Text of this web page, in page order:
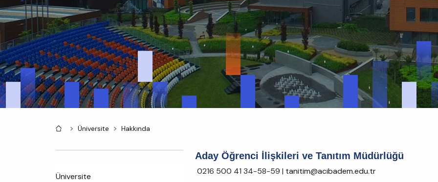
AnasayfaÜniversite Hakkında
Üniversite
Aday Öğrenci İlişkileri ve Tanıtım Müdürlüğü
0216 500 41 34-58-59 | tanitim@acibadem.edu.tr